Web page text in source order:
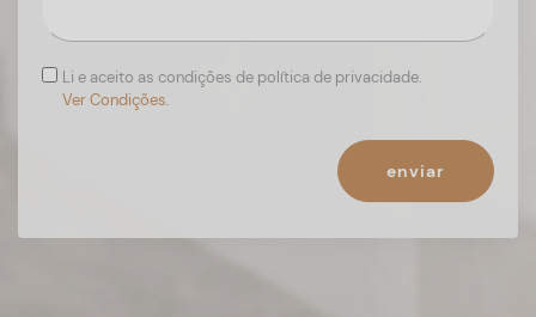
Li e aceito as condições de política de privacidade.
Ver Condições.
enviar